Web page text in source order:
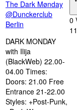
The Dark Mønday
@Dunckerclub
Berlin
DARK MONDAY
with Ilija
(BlackWeb) 22.00-
04.00 Times:
Doors: 21.00 Free
Entrance 21-22.00
Styles: +Post-Punk,
0
11